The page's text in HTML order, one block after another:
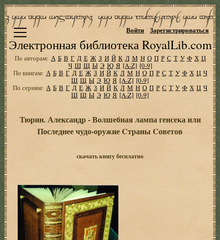
Электронная библиотека RoyalLib.com
Войти Зарегистрироваться
По авторам: А Б В Г Д Е Ж З И Й К Л М Н О П Р С Т У Ф Х Ц
Ч Ш Щ Ы Э Ю Я [A-Z] [0-9]
По книгам: А Б В Г Д Е Ж З И Й К Л М Н О П Р С Т У Ф Х Ц Ч
Ш Щ Ы Э Ю Я [A-Z] [0-9]
По сериям: А Б В Г Д Е Ж З И Й К Л М Н О П Р С Т У Ф Х Ц Ч
Ш Щ Ы Э Ю Я [A-Z] [0-9]
Тюрин. Александр - Волшебная лампа генсека или
Последнее чудо-оружие Cтраны Cоветов
скачать книгу бесплатно